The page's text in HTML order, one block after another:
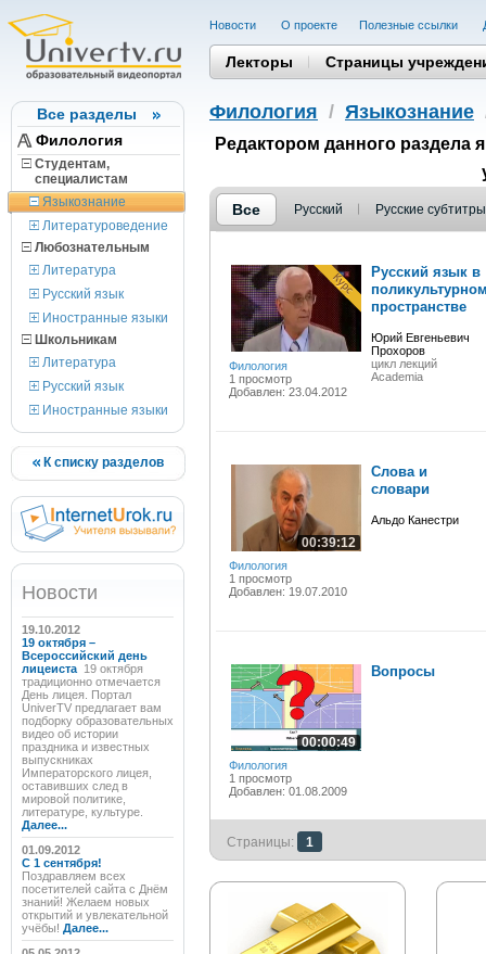
Все разделы
Филология
Студентам,
cпециалистам
Языкознание
Литературоведение
Любознательным
Литература
Русский язык
Иностранные языки
Школьникам
Литература
Русский язык
Иностранные языки
К списку разделов
Новости
19.10.2012
19 октября –
Всероссийский день
лицеиста 19 октября
традиционно отмечается
День лицея. Портал
UniverTV предлагает вам
подборку образовательных
видео об истории
праздника и известных
выпускниках
Императорского лицея,
оставивших след в
мировой политике,
литературе, культуре.
Далее...
01.09.2012
C 1 сентября!
Поздравляем всех
посетителей сайта с Днём
знаний! Желаем новых
открытий и увлекательной
учёбы! Далее...
Новости О проекте Полезные cсылки
Лекторы Страницы
Филология / Языкознание
Редактором данного раздела
Все Русский Русские субтитры
Филология
1 просмотр
Добавлен: 23.04.2012
Русский язык в
пространстве
Юрий Евгеньевич
Прохоров
цикл лекций
Academia
00:39:12
Филология
1 просмотр
Добавлен: 19.07.2010
Слова и
словари
Альдо Канестри
00:00:49
Филология
1 просмотр
Добавлен: 01.08.2009
Вопросы
Страницы: 1